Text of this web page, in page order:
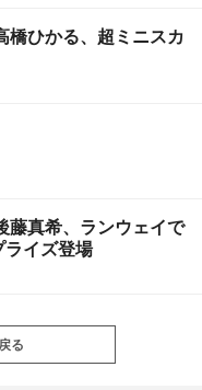
橋ひかる、超ミニスカ
藤真希、ランウェイで
イズ登場
る